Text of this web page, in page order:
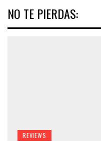
NO TE PIERDAS:
REVIEWS